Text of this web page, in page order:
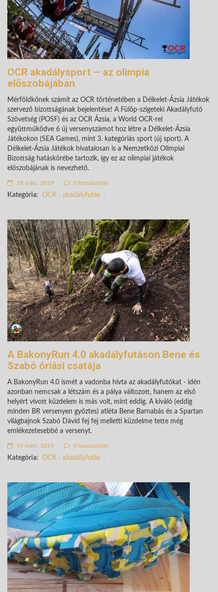
OCR akadálysport – az olimpia
előszobájában
Mérföldkőnek számít az OCR történetében a Délkelet-Ázsia Játékok
szervező bizottságának bejelentése! A Fülöp-szigeteki Akadályfutó
Szövetség (POSF) és az OCR Ázsia, a World OCR-rel
együttműködve 6 új versenyszámot hoz létre a Délkelet-Ázsia
Játékokon (SEA Games), mint 3. kategóriás sport (új sport). A
Délkelet-Ázsia Játékok hivatalosan is a Nemzetközi Olimpiai
Bizottság hatáskörébe tartozik, így ez az olimpiai játékok
előszobájának is nevezhető.
28 márc. 2019 0 hozzászólás
Kategória: OCR - akadályfutás
A BakonyRun 4.0 akadályfutáson Bene és
Szabó óriási csatája
A BakonyRun 4.0 ismét a vadonba hívta az akadályfutókat - idén
azonban nemcsak a létszám és a pálya változott, hanem az első
helyért vívott küzdelem is más volt, mint eddig. A kiváló (eddig
minden BR versenyen győztes) atléta Bene Barnabás és a Spartan
világbajnok Szabó Dávid fej fej melletti küzdelme tette még
emlékezetesebbé a versenyt.
19 márc. 2019 0 hozzászólás
Kategória: OCR - akadályfutás